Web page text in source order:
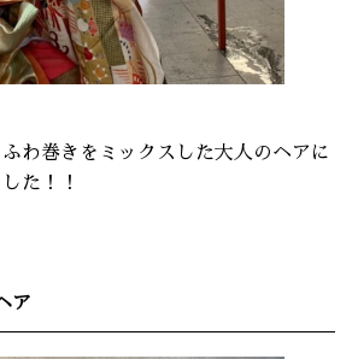
わ巻きをミックスした大人のヘアに
た！！
ア